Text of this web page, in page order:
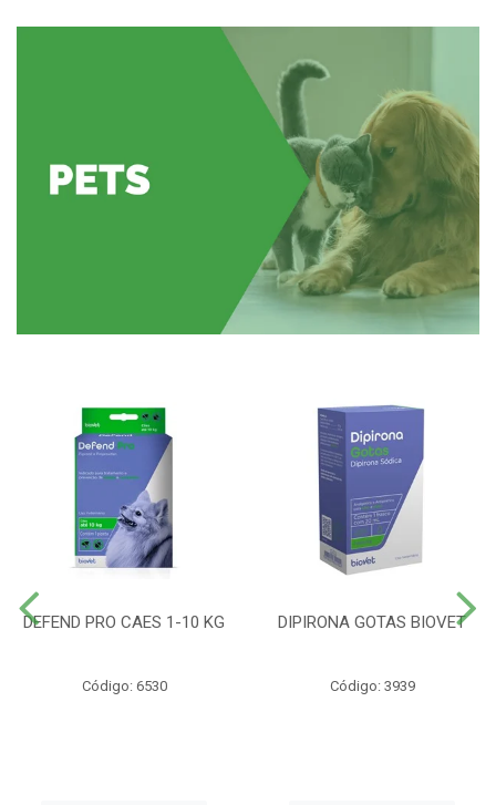
DEFEND PRO CAES 1-10 KG
Código: 6530
DIPIRONA GOTAS BIOVET
Código: 3939